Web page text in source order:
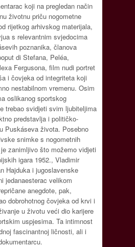
koji na pregledan način
životnu priču nogometne
rijetkog arhivskog materijala,
s relevantnim svjedocima
poznanika, članova
di Stefana, Peléa,
Fergusona, film nudi portret
i čovjeka od integriteta koji
nestabilnom vremenu. Osim
oslikanog sportskog
trebao svidjeti svim ljubiteljima
predstavlja i političko-
Puskáseva života. Posebno
snimke s nogometnih
zanimljivo što možemo vidjeti
igara 1952., Vladimir
Hajduka i jugoslavenske
jedanaesterac velikom
anegdote, pak,
dobrohotnog čovjeka od krvi i
u životu veći dio karijere
uspjesima. Ta intimnost
fascinantnoj ličnosti, ali i